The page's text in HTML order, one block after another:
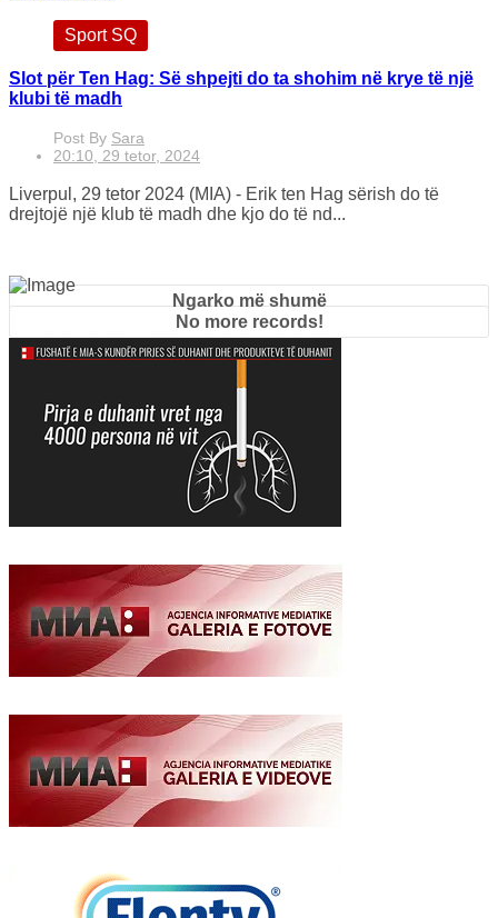
Sport SQ
Slot për Ten Hag: Së shpejti do ta shohim në krye të një
klubi të madh
Post By Sara
20:10, 29 tetor, 2024
Liverpul, 29 tetor 2024 (MIA) - Erik ten Hag sërish do të
drejtojë një klub të madh dhe kjo do të nd...
Ngarko më shumë
No more records!